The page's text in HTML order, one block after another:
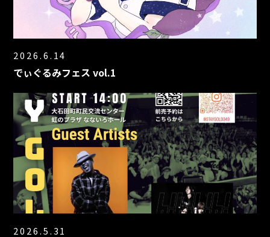
2026.6.14
でぃぐるみフェス vol.1
2026.5.31